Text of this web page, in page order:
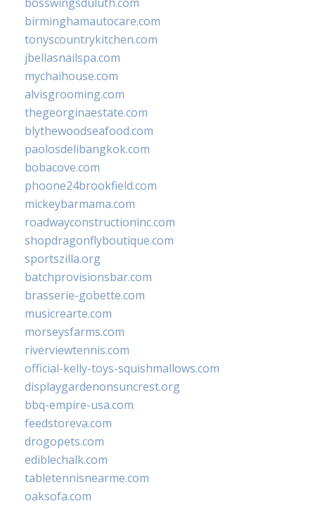
birminghamautocare.com
tonyscountrykitchen.com
jbellasnailspa.com
mychaihouse.com
alvisgrooming.com
thegeorginaestate.com
blythewoodseafood.com
paolosdelibangkok.com
bobacove.com
phoone24brookfield.com
mickeybarmama.com
roadwayconstructioninc.com
shopdragonflyboutique.com
sportszilla.org
batchprovisionsbar.com
brasserie-gobette.com
musicrearte.com
morseysfarms.com
riverviewtennis.com
official-kelly-toys-squishmallows.com
displaygardenonsuncrest.org
bbq-empire-usa.com
feedstoreva.com
drogopets.com
ediblechalk.com
tabletennisnearme.com
oaksofa.com